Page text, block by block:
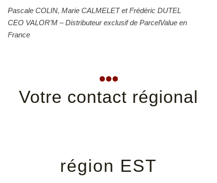
Pascale COLIN, Marie CALMELET et Frédéric DUTEL
CEO VALOR’M – Distributeur exclusif de ParcelValue en
France
Votre contact régional
région EST